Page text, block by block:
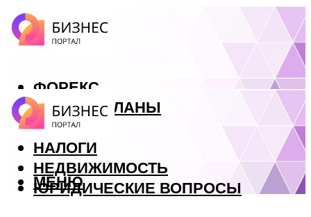
ФОРЕКС
БИЗНЕС ПЛАНЫ
КРЕДИТЫ
НАЛОГИ
НЕДВИЖИМОСТЬ
ЮРИДИЧЕСКИЕ ВОПРОСЫ
МЕНЮ